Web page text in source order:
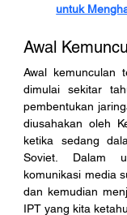
untuk
Awal
Awal kemunculan
dimulai sekitar
pembentukan
diusahakan oleh
ketika sedang
Soviet. Dalam
komunikasi media
dan kemudian
IPT yang kita